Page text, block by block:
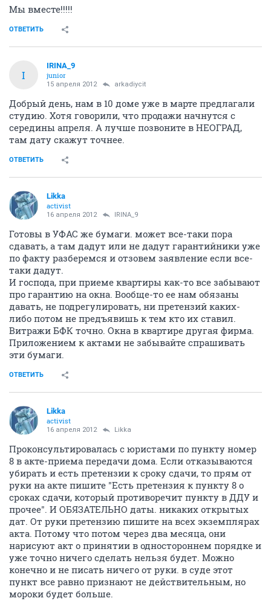
Мы вместе!!!!!
ОТВЕТИТЬ
I
IRINA_9
junior
15 апреля 2012 arkadiycit
Добрый день, нам в 10 доме уже в марте предлагали
студию. Хотя говорили, что продажи начнутся с
середины апреля. А лучше позвоните в НЕОГРАД,
там дату скажут точнее.
ОТВЕТИТЬ
Likka
activist
16 апреля 2012 IRINA_9
Готовы в УФАС же бумаги. может все-таки пора
сдавать, а там дадут или не дадут гарантийники уже
по факту разберемся и отзовем заявление если все-
таки дадут.
И господа, при приеме квартиры как-то все забывают
про гарантию на окна. Вообще-то ее нам обязаны
давать, не подрегулировать, ни претензий каких-
либо потом не предъявишь к тем кто их ставил.
Витражи БФК точно. Окна в квартире другая фирма.
Приложением к актами не забывайте спрашивать
эти бумаги.
ОТВЕТИТЬ
Likka
activist
16 апреля 2012 Likka
Проконсультировалась с юристами по пункту номер
8 в акте-приема передачи дома. Если отказываются
убирать и есть претензии к сроку сдачи, то прям от
руки на акте пишите "Есть претензия к пункту 8 о
сроках сдачи, который противоречит пункту в ДДУ и
прочее". И ОБЯЗАТЕЛЬНО даты. никаких открытых
дат. От руки претензию пишите на всех экземплярах
акта. Потому что потом через два месяца, они
нарисуют акт о принятии в одностороннем порядке и
уже точно ничего сделать нельзя будет. Можно
конечно и не писать ничего от руки. в суде этот
пункт все равно признают не действительным, но
мороки будет больше.